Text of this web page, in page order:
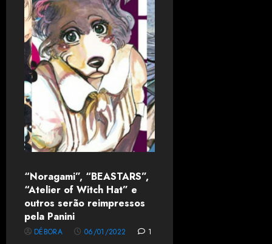
“Noragami”, “BEASTARS”,
“Atelier of Witch Hat” e
outros serão reimpressos
pela Panini
DÉBORA 06/01/2022 1